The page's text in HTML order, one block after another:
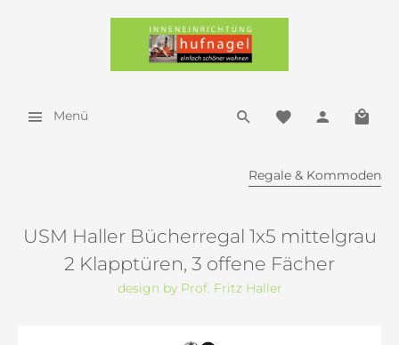
Menü
Regale & Kommoden
USM Haller Bücherregal 1x5 mittelgrau
2 Klapptüren, 3 offene Fächer
design by Prof. Fritz Haller